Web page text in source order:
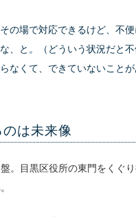
その場で対応できるけど、不
、と。（どういう状況だと
なくて、できていないことが
は未来像
。目黒区役所の東門をくぐ